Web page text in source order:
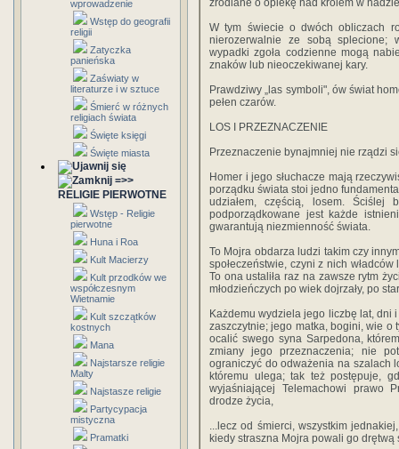
wprowadzenie
Wstęp do geografii
religii
Zatyczka
panieńska
Zaświaty w
literaturze i w sztuce
Śmierć w różnych
religiach świata
Święte księgi
Święte miasta
=>>
RELIGIE PIERWOTNE
Wstęp - Religie
pierwotne
Huna i Roa
Kult Macierzy
Kult przodków we
współczesnym
Wietnamie
Kult szczątków
kostnych
Mana
Najstarsze religie
Malty
Najstasze religie
Partycypacja
mistyczna
Pramatki
źródlane o opiekę nad królem w
W tym świecie o dwóch obliczach
nierozerwalnie ze sobą splecione;
wypadki zgoła codzienne mogą
znaków lub nieoczekiwanej kary.
Prawdziwy „las symboli", ów świat
pełen czarów.
LOS I PRZEZNACZENIE
Przeznaczenie bynajmniej nie rządzi
Homer i jego słuchacze mają
porządku świata stoi jedno
udziałem, częścią, losem. Ściślej
podporządkowane jest każde
gwarantują niezmienność świata.
To Mojra obdarza ludzi takim czy
społeczeństwie, czyni z nich
To ona ustaliła raz na zawsze rytm
młodzieńczych po wiek dojrzały, po
Każdemu wydziela jego liczbę lat, dni
zaszczytnie; jego matka, bogini, wie o
ocalić swego syna Sarpedona,
zmiany jego przeznaczenia; nie
ograniczyć do odważenia na szalach
któremu ulega; tak też postępuje,
wyjaśniającej Telemachowi prawo
drodze życia,
...lecz od śmierci, wszystkim
kiedy straszna Mojra powali go drętwą